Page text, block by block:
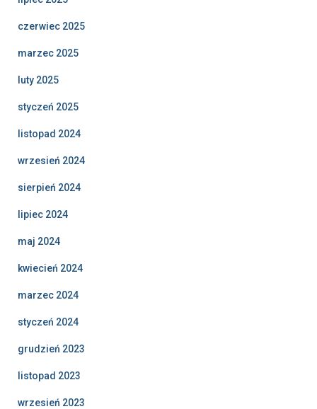
czerwiec 2025
marzec 2025
luty 2025
styczeń 2025
listopad 2024
wrzesień 2024
sierpień 2024
lipiec 2024
maj 2024
kwiecień 2024
marzec 2024
styczeń 2024
grudzień 2023
listopad 2023
wrzesień 2023